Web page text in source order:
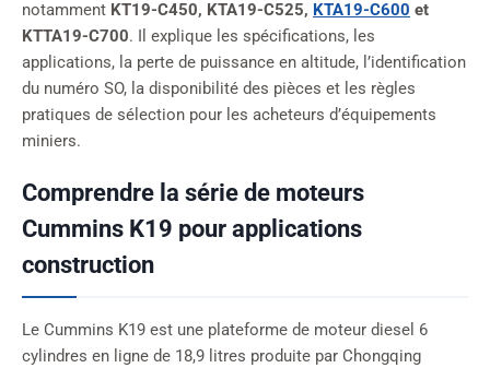
notamment KT19-C450, KTA19-C525, KTA19-C600 et
KTTA19-C700. Il explique les spécifications, les
applications, la perte de puissance en altitude, l’identification
du numéro SO, la disponibilité des pièces et les règles
pratiques de sélection pour les acheteurs d’équipements
miniers.
Comprendre la série de moteurs
Cummins K19 pour applications
construction
Le Cummins K19 est une plateforme de moteur diesel 6
cylindres en ligne de 18,9 litres produite par Chongqing